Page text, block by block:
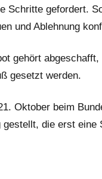
Schritte gefordert.
und Ablehnung
gehört
gesetzt werden.
Oktober beim
die erst